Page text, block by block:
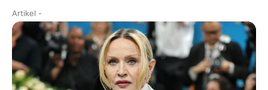
Artikel -